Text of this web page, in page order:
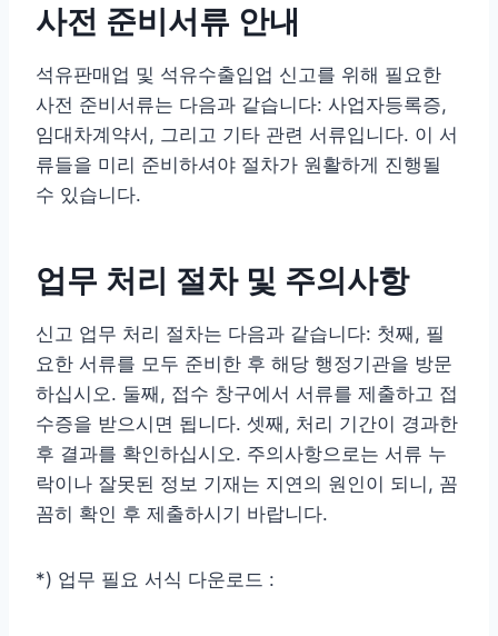
사전 준비서류 안내
석유판매업 및 석유수출입업 신고를 위해 필요한
사전 준비서류는 다음과 같습니다: 사업자등록증,
임대차계약서, 그리고 기타 관련 서류입니다. 이 서
류들을 미리 준비하셔야 절차가 원활하게 진행될
수 있습니다.
업무 처리 절차 및 주의사항
신고 업무 처리 절차는 다음과 같습니다: 첫째, 필
요한 서류를 모두 준비한 후 해당 행정기관을 방문
하십시오. 둘째, 접수 창구에서 서류를 제출하고 접
수증을 받으시면 됩니다. 셋째, 처리 기간이 경과한
후 결과를 확인하십시오. 주의사항으로는 서류 누
락이나 잘못된 정보 기재는 지연의 원인이 되니, 꼼
꼼히 확인 후 제출하시기 바랍니다.
*) 업무 필요 서식 다운로드 :